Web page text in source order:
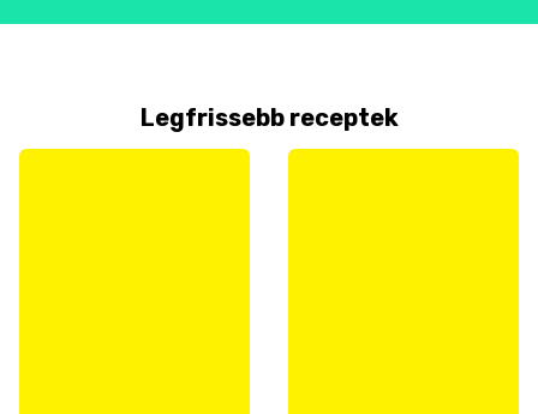
Legfrissebb receptek